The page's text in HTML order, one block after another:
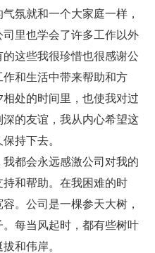
氛就和一个大家庭一样，
里也学会了许多工作以外
这些我很珍惜也很感谢公
和生活中带来帮助和方
处的时间里，也使我对过
的友谊，我从内心希望这
持下去。
都会永远感激公司对我的
和帮助。在我困难的时
。公司是一棵参天大树，
每当风起时，都有些树叶
和伟岸。